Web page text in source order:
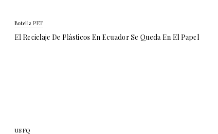
Botella PET
El Reciclaje De Plásticos En Ecuador Se Queda En El Papel
USFQ